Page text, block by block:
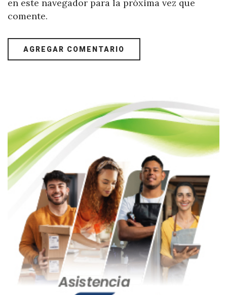
en este navegador para la próxima vez que
comente.